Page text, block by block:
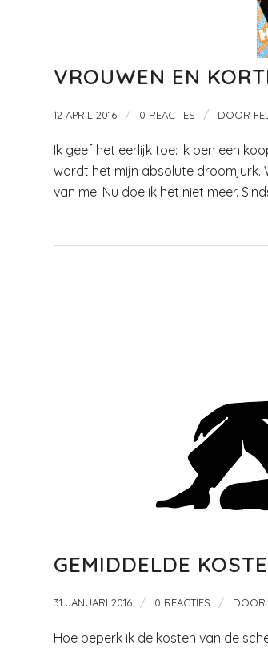
VROUWEN EN
12 APRIL 2016 / 0 REACTIES / DOOR
Ik geef het eerlijk toe: ik ben een
wordt het mijn absolute droomjurk.
van me. Nu doe ik het niet meer.
GEMIDDELDE
31 JANUARI 2016 / 0 REACTIES / DOOR
Hoe beperk ik de kosten van de